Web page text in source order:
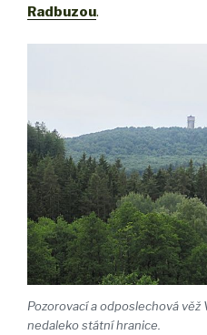
Radbuzou.
Pozorovací a odposlechová
nedaleko státní hranice.